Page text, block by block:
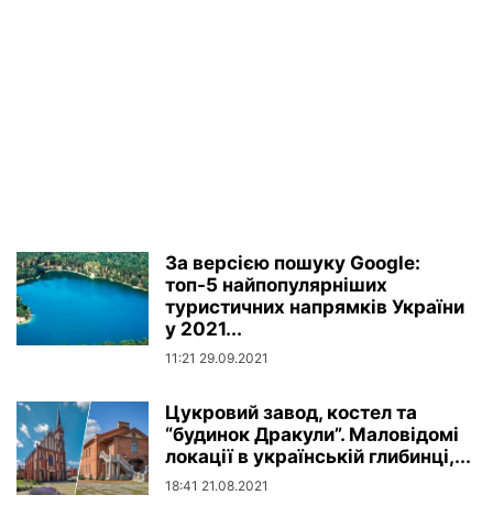
За версією пошуку Google:
топ-5 найпопулярніших
туристичних напрямків України
у 2021...
11:21 29.09.2021
Цукровий завод, костел та
“будинок Дракули”. Маловідомі
локації в українській глибинці,...
18:41 21.08.2021